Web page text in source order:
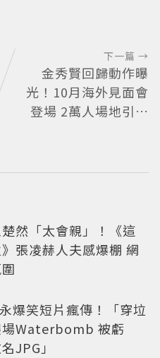
下一篇 →
金秀賢回歸動作曝
光！10月海外見面會
登場 2萬人場地引關
然「太會親」！《這
張凌赫人夫感爆棚 網
爆笑短片瘋傳！「穿垃
場Waterbomb 被虧
JPG」